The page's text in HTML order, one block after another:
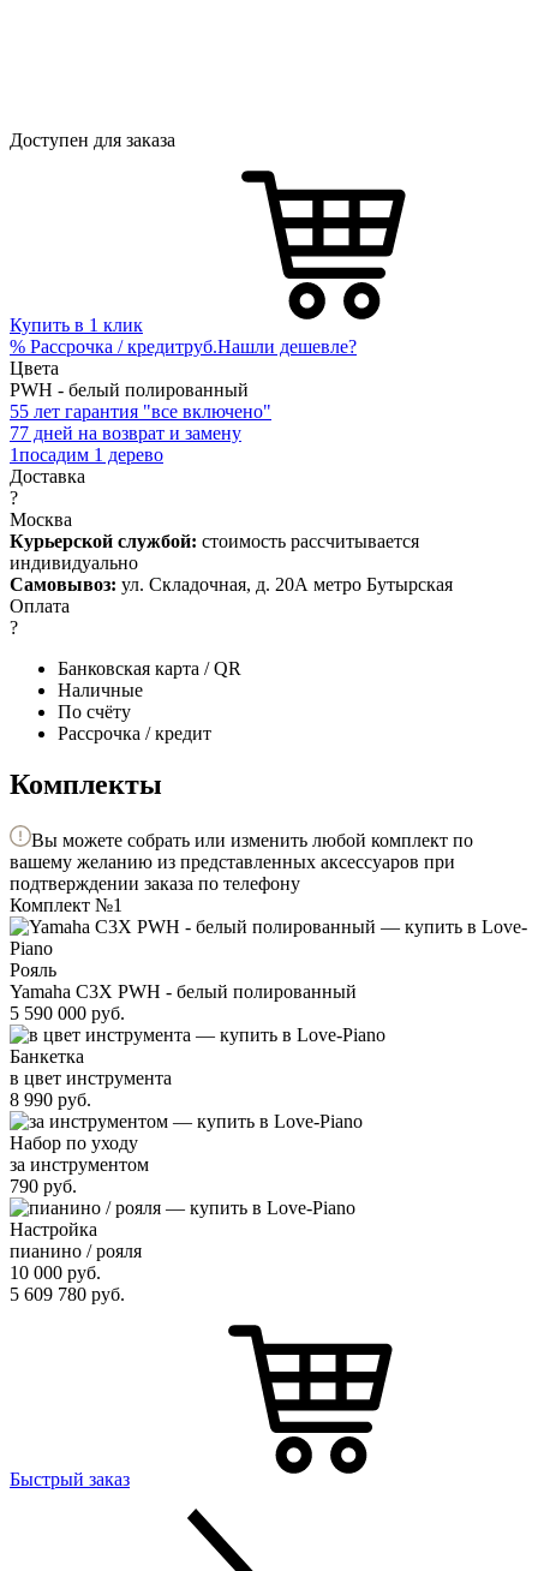
Доступен для заказа
Купить в 1 клик
% Рассрочка / кредитруб.Нашли дешевле?
Цвета
PWH - белый полированный
55 лет гарантия "все включено"
77 дней на возврат и замену
1посадим 1 дерево
Доставка
?
Москва
Курьерской службой: стоимость рассчитывается
индивидуально
Самовывоз: ул. Складочная, д. 20А метро Бутырская
Оплата
?
Банковская карта / QR
Наличные
По счёту
Рассрочка / кредит
Комплекты
Вы можете собрать или изменить любой комплект по
вашему желанию из представленных аксессуаров при
подтверждении заказа по телефону
Комплект №1
Рояль
Yamaha C3X PWH - белый полированный
5 590 000 руб.
Банкетка
в цвет инструмента
8 990 руб.
Набор по уходу
за инструментом
790 руб.
Настройка
пианино / рояля
10 000 руб.
5 609 780 руб.
Быстрый заказ